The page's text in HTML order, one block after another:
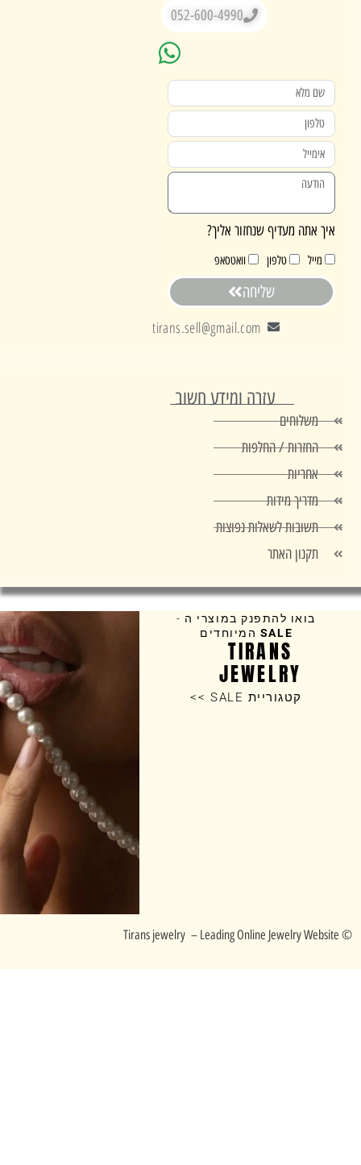
052-600-4990
מעדיף שנחזור אליך?
טלפון וואטסאפ
tirans.sell@gmail.com
עזרה ומידע חשוב
משלוחים
החזרות / החלפות
אחריות
מדריך מידות
תשובות לשאלות נפוצות
תקנון האתר
בואו להתפנק במוצרי ה -
המיוחדים
TIRANS
JEWELRY
קטגוריית SALE >>